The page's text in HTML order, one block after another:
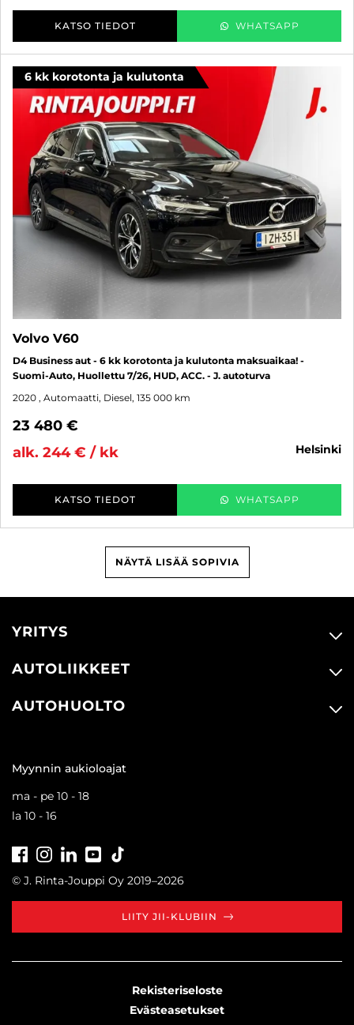
KATSO TIEDOT WHATSAPP
6 kk korotonta ja kulutonta
Volvo V60
D4 Business aut - 6 kk korotonta ja kulutonta maksuaikaa! -
Suomi-Auto, Huollettu 7/26, HUD, ACC. - J. autoturva
2020 , Automaatti, Diesel, 135 000 km
23 480 €
alk. 244 € / kk
helsinki
KATSO TIEDOT WHATSAPP
NÄYTÄ LISÄÄ SOPIVIA
YRITYS
AUTOLIIKKEET
AUTOHUOLTO
Myynnin aukioloajat
ma - pe 10 - 18
la 10 - 16
FacebookInstagramLinkedInYoutube
© J. Rinta-Jouppi Oy 2019–2026
LIITY JII-KLUBIIN
Rekisteriseloste
Evästeasetukset